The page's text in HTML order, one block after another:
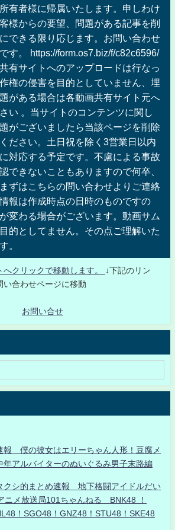
有者様に帰属いたします。申しわけ
様からの要望、問題がある記事を削
できる限り応じます。お問い合わせ
す。 https://form.os7.biz/f/c82c6596/
有サイトへのアップロードは行なっ
権の侵害を目的としていません、埋
がある場合は各動画共有サイト元へ
い 。当サイトのコンテンツに関し
がございましたら当該ページを削除
ださい。土日祝を除く3営業日以内
対応する予定です。不慮による事故
できないこともありますので何卒、
ずはこちらの問い合わせよりご連絡
報は作成時点の日時のものですの
変わる場合がございます。動画サム
的としてません。その点ご理解いた
。
クリックで移動します。
↓下記のリン
い合わせページに移動
お問い合せ
報 僕の彼女はエリーちゃん人形！豆腐メ
年アルバイターのぬいぐるみ男子末路編
シ的まとめ速報 地下格闘アイドルだい
メ放送局101ちゃんねる BNK48 ！
！SGO48！GNZ48！STU48！SKE48